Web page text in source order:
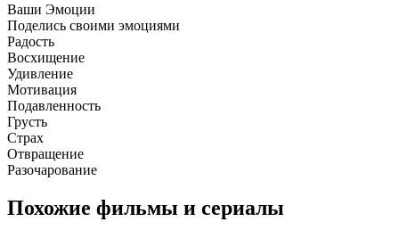
Ваши Эмоции
Поделись своими эмоциями
Радость
Восхищение
Удивление
Мотивация
Подавленность
Грусть
Страх
Отвращение
Разочарование
Похожие фильмы и сериалы